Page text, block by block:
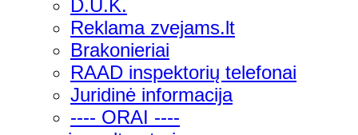
D.U.K.
Reklama zvejams.lt
Brakonieriai
RAAD inspektorių telefonai
Juridinė informacija
---- ORAI ----